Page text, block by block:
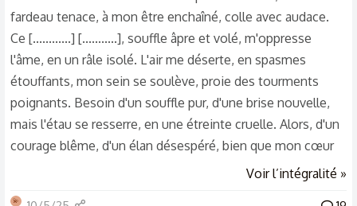
fardeau tenace, à mon être enchaîné, colle avec audace.
Ce [............] [...........], souffle âpre et volé, m'oppresse
l'âme, en un râle isolé. L'air me déserte, en spasmes
étouffants, mon sein se soulève, proie des tourments
poignants. Besoin d'un souffle pur, d'une brise nouvelle,
mais l'étau se resserre, en une étreinte cruelle. Alors, d'un
courage blême, d'un élan désespéré, bien que mon cœur
s'alarme, d'ombres effrayé, de mes mains tremblantes,
Voir l’intégralité »
💫